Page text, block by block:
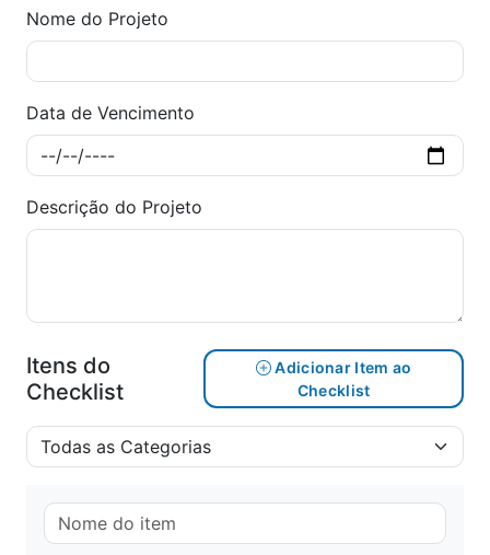
Nome do Projeto
Data de Vencimento
Descrição do Projeto
Itens do
Checklist
Adicionar Item ao
Checklist
Todas as Categorias